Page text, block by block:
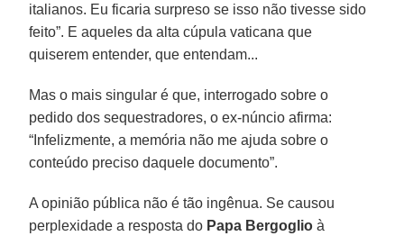
italianos. Eu ficaria surpreso se isso não tivesse sido
feito”. E aqueles da alta cúpula vaticana que
quiserem entender, que entendam...
Mas o mais singular é que, interrogado sobre o
pedido dos sequestradores, o ex-núncio afirma:
“Infelizmente, a memória não me ajuda sobre o
conteúdo preciso daquele documento”.
A opinião pública não é tão ingênua. Se causou
perplexidade a resposta do Papa Bergoglio à